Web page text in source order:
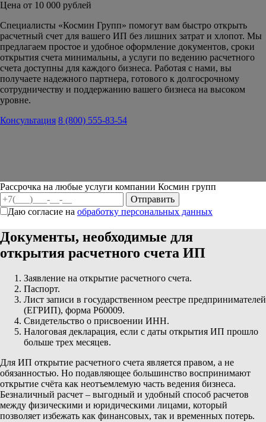
Цена от 10 000 рублей
Специалисты «Космин Групп» помогут вам быстро открыть
расчетный счет для вашего ИП без лишних затрат и хлопот. Мы
предлагаем простое и удобное оформление документов, сроки
открытия счета минимальны, а услуги по ведению расчетного
счета доступны для каждого бизнеса. Работая с нами, вы
получаете надежного партнера, готового к долгосрочному
сотрудничеству и поддержанию вашего бизнеса на высоком
уровне.
Консультация 8 (800) 555-83-54
Рассрочка на любые услуги компании Космин групп
Даю согласие на обработку персональных данных
Документы, необходимые для
открытия расчетного счета ИП
Заявление на открытие расчетного счета.
Паспорт.
Лист записи в государственном реестре предпринимателей
(ЕГРИП), форма Р60009.
Свидетельство о присвоении ИНН.
Налоговая декларация, если с даты открытия ИП прошло
больше трех месяцев.
Для ИП открытие расчетного счета является правом, а не
обязанностью. Но подавляющее большинство воспринимают
открытие счёта как неотъемлемую часть ведения бизнеса.
Безналичный расчет – выгодный и удобный способ расчетов
между физическими и юридическими лицами, который
позволяет избежать как финансовых, так и временных потерь.